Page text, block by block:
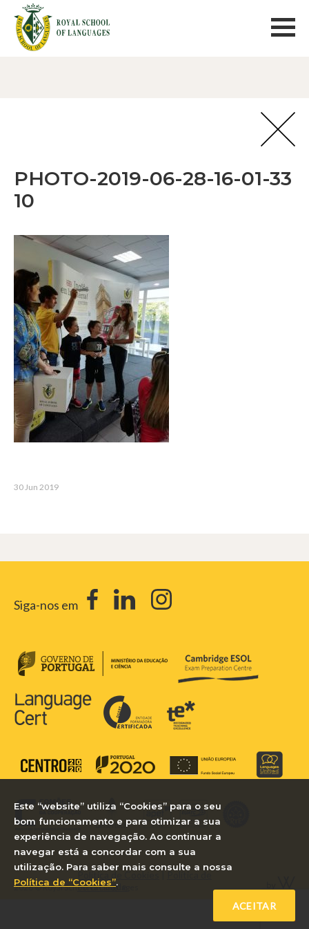
PHOTO-2019-06-28-16-01-33
10
30 Jun 2019
Siga-nos em
2026 © Royal School of Languages
Privacidade
Este “website” utiliza “Cookies” para o seu
bom funcionamento e para otimizar a sua
experiência de navegação. Ao continuar a
navegar está a concordar com a sua
utilização. Para saber mais consulte a nossa
Política de “Cookies”.
ACEITAR